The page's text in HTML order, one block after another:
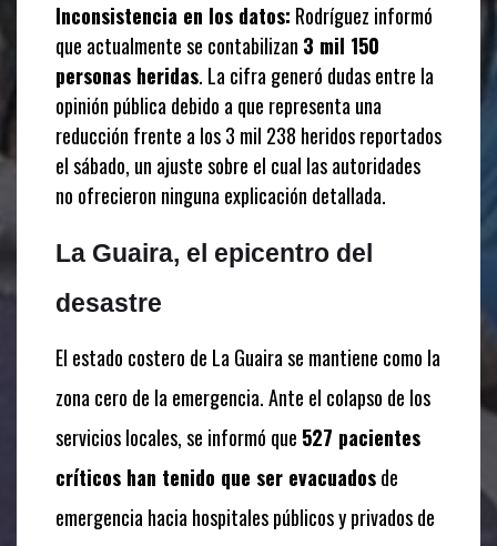
Inconsistencia en los datos: Rodríguez informó
que actualmente se contabilizan 3 mil 150
personas heridas. La cifra generó dudas entre la
opinión pública debido a que representa una
reducción frente a los 3 mil 238 heridos reportados
el sábado, un ajuste sobre el cual las autoridades
no ofrecieron ninguna explicación detallada.
La Guaira, el epicentro del
desastre
El estado costero de La Guaira se mantiene como la
zona cero de la emergencia. Ante el colapso de los
servicios locales, se informó que 527 pacientes
críticos han tenido que ser evacuadosde
emergencia hacia hospitales públicos y privados de